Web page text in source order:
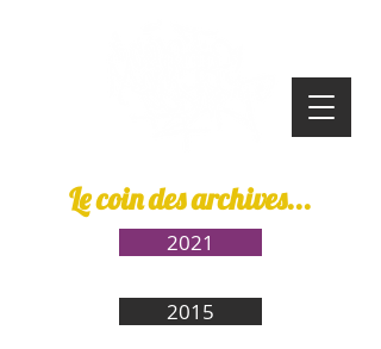
Le coin des archives...
2021
2015